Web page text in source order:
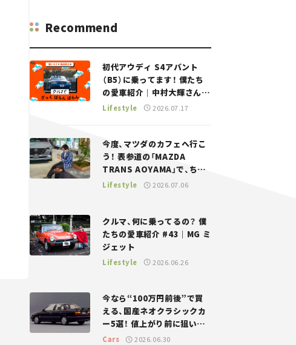
Recommend
初代アウディ S4アバント
（B5）に乗ってます！ 僕たち
の愛車紹介｜中村大輝さん
——瀬イオナと嶋田智之の
Lifestyle 2026.07.17
今度、マツダのカフェへ行こ
う！ 表参道の「MAZDA
TRANS AOYAMA」で、ちょ
っとひと息。——連載｜CCG
Lifestyle 2026.07.06
クルマ、何に乗ってるの？ 僕
たちの愛車紹介 #43｜MG ミ
ジェット
Lifestyle 2026.06.26
今なら“100万円前後”で買
える、国産ネオクラシックカ
ー5選！ 値上がり前に狙いた
い、中古車探しをお手伝い――ち
Cars 2026.06.30